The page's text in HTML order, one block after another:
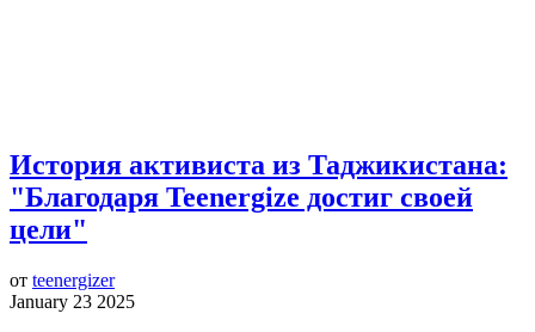
История активиста из Таджикистана:
"Благодаря Teenergize достиг своей
цели"
от teenergizer
January 23 2025